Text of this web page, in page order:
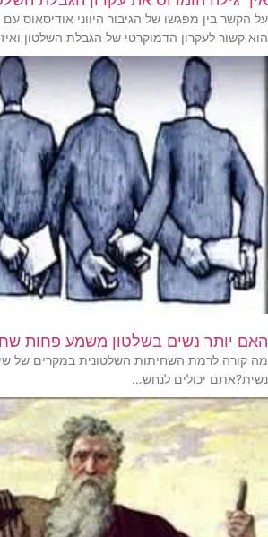
על הקשר בין מפגשו של הגיבור היווני אודיסאוס
הוא קשור לעקרון הדמוקרטי של הגבלת השלטון
האם יותר נשים בשלטון משמע פחות
מה קורה לרמת השחיתות השלטונית במקרים של
נשית?אתם יכולים לנחש…